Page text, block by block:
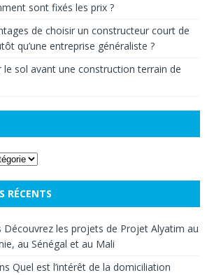
sont fixés les prix ?
de choisir un constructeur court de
qu’une entreprise généraliste ?
sol avant une construction terrain de
RÉCENTS
Découvrez les projets de Projet Alyatim au
au Sénégal et au Mali
Quel est l’intérêt de la domiciliation